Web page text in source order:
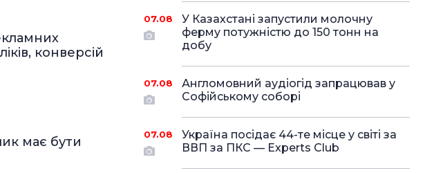
конверсій
має бути
07.08
У Казахстані запустили молочну
ферму потужністю до 150 тонн на
добу
07.08
Англомовний аудіогід запрацював у
Софійському соборі
07.08
Україна посідає 44-те місце у світі за
ВВП за ПКС — Experts Club